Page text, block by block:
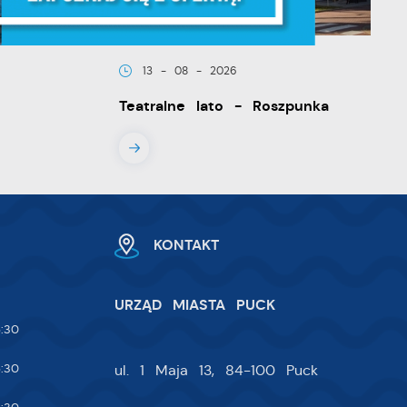
13 - 08 - 2026
Teatralne lato - Roszpunka
KONTAKT
URZĄD MIASTA PUCK
ul. 1 Maja 13, 84-100 Puck
i